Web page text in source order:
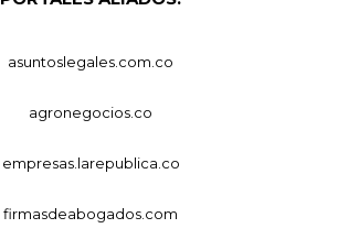
asuntoslegales.com.co
agronegocios.co
empresas.larepublica.co
firmasdeabogados.com